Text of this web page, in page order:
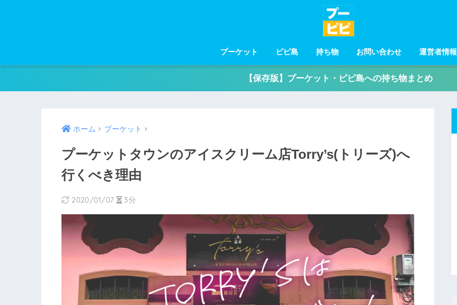
プーケット ピピ島 持ち物 お問い合わせ 運営者情報
【保存版】プーケット・ピピ島への持ち物まとめ
ホーム プーケット
プーケットタウンのアイスクリーム店Torry’s(トリーズ)へ
行くべき理由
2020/01/07 3分